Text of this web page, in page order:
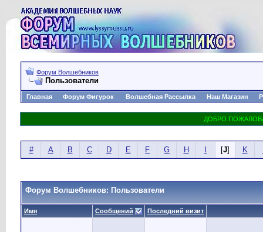
Форум Волшебников
Пользователи
Главная Форум Фигурок Волшебная Рассылка Наш Магазин
# A B C D E F G H [J] K
Форум Волшебников: Пользователи
Имя Сообщений Последний визит